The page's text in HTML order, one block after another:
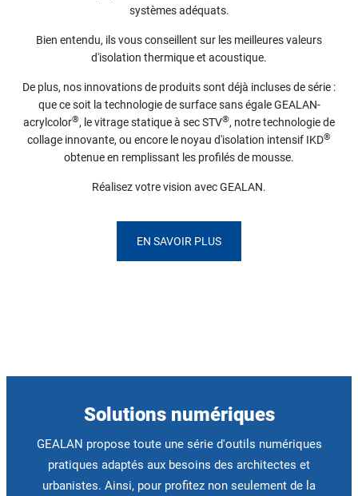
systèmes adéquats.
Bien entendu, ils vous conseillent sur les meilleures valeurs
d'isolation thermique et acoustique.
De plus, nos innovations de produits sont déjà incluses de série :
que ce soit la technologie de surface sans égale GEALAN-
acrylcolor®, le vitrage statique à sec STV®, notre technologie de
collage innovante, ou encore le noyau d'isolation intensif IKD®
obtenue en remplissant les profilés de mousse.
Réalisez votre vision avec GEALAN.
EN SAVOIR PLUS
Solutions numériques
GEALAN propose toute une série d'outils numériques
pratiques adaptés aux besoins des architectes et
urbanistes. Ainsi, pour profitez non seulement de la